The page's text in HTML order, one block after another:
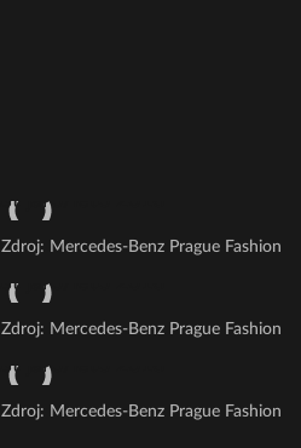
Zdroj: Mercedes-Benz Prague Fashion
Zdroj: Mercedes-Benz Prague Fashion
Zdroj: Mercedes-Benz Prague Fashion